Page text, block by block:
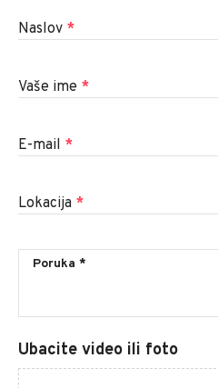
Naslov *
Vaše ime *
E-mail *
Lokacija *
Ubacite video ili foto